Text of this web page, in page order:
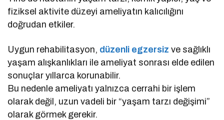
fiziksel aktivite düzeyi ameliyatın kalıcılığını
doğrudan etkiler.
Uygun rehabilitasyon, düzenli egzersiz ve sağlıklı
yaşam alışkanlıkları ile ameliyat sonrası elde edilen
sonuçlar yıllarca korunabilir.
Bu nedenle ameliyatı yalnızca cerrahi bir işlem
olarak değil, uzun vadeli bir “yaşam tarzı değişimi”
olarak görmek gerekir.